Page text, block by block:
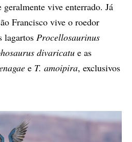
vive enterrado. Já
Francisco vive o roedor
lagartos Procellosaurinus
divaricatu e as
e T. amoipira, exclusivos